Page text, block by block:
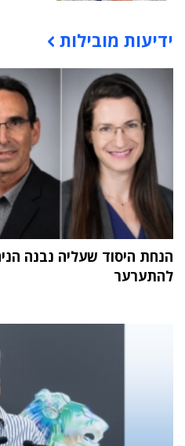
תוכן פרסומי
ידיעות מובילות
הנחת היסוד שעליה נבנה
להתערער